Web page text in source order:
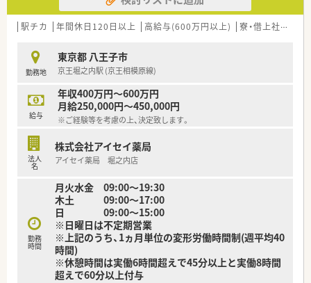
現状に満足せず常に学び続ける姿勢のある方を歓迎します。
■在宅訪問時には車の運転が必要となるため、運転免許を所持
【職場環境と雰囲気】
■20代から40代の若手・中堅層が中心となって活躍しており、ス
タッフ間のコミュニケーションが活発で活気ある職場です。
■多くのスタッフが子育てを経験しているため、家庭の事情に対
する理解が非常に深く、互いに助け合う風土があります。
■2階には広々とした休憩室が完備されており、お昼休みにはリ
【法人特徴について】
地域活動にも積極的に参加している安定感のある法人です。
■代表者自身も現役の薬剤師であるため、現場の課題をしっかり
と把握しており、働きやすい環境作りに注力されています。
■グループ全体での研修や学術大会への参加を推奨しており、会
社負担でスキルアップを目指せる教育体制が整っています。
駅チカ 年間休日120日以上 高給与(600万円以上) 寮・借上社宅あり
勤務地
東京都 八王子市
京王堀之内駅 (京王相模原線)
給与
年収400万円～600万円
月給250,000円～450,000円
※ご経験等を考慮の上、決定致します。
法人
名
株式会社アイセイ薬局
アイセイ薬局 堀之内店
勤務
時間
月火水金 09:00～19:30
木土 09:00～17:00
日 09:00～15:00
※日曜日は不定期営業
※上記のうち、1ヵ月単位の変形労働時間制(週平均40
時間)
※休憩時間は実働6時間超えで45分以上と実働8時間
超えで60分以上付与